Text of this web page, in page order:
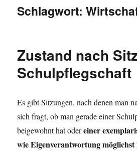
Schlagwort:
Zustand nach
Schulpflegschaft
Es gibt Sitzungen, nach denen man
sich fragt, ob man gerade einer
beigewohnt hat odereiner
wie Eigenverantwortung